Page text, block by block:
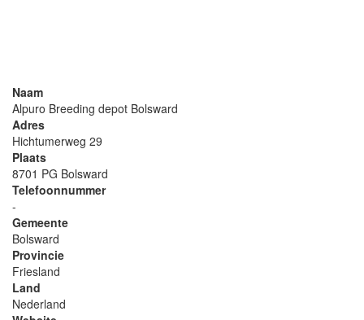
Naam
Alpuro Breeding depot Bolsward
Adres
Hichtumerweg 29
Plaats
8701 PG Bolsward
Telefoonnummer
-
Gemeente
Bolsward
Provincie
Friesland
Land
Nederland